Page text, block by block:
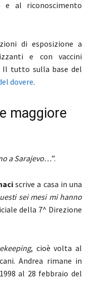
e al riconoscimento
di esposizione a
e con vaccini
Il tutto sulla base del
dovere.
maggiore
a Sarajevo…”.
scrive a casa in una
sei mesi mi hanno
della 7^ Direzione
, cioè volta al
Andrea rimane in
al 28 febbraio del